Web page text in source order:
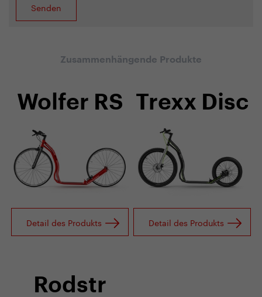
Zusammenhängende Produkte
Wolfer RS
Detail des Produkts
Trexx Disc
Detail des Produkts
Rodstr